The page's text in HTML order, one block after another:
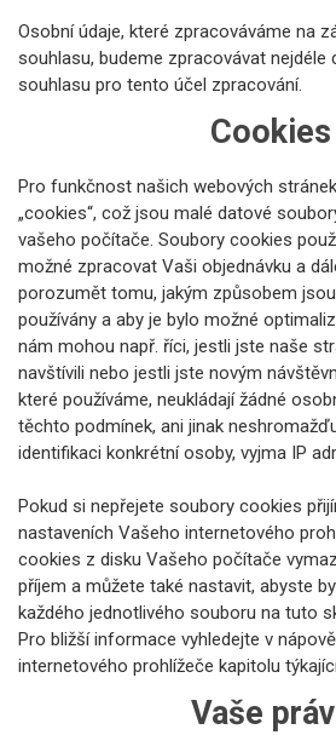
Osobní údaje, které zpracováváme na
souhlasu, budeme zpracovávat nejdéle
souhlasu pro tento účel zpracování.
Cookies
Pro funkčnost našich webových
„cookies“, což jsou malé datové
vašeho počítače. Soubory cookies
možné zpracovat Vaši objednávku a
porozumět tomu, jakým způsobem
používány a aby je bylo možné
nám mohou např. říci, jestli jste naše
navštívili nebo jestli jste novým
které používáme, neukládají žádné
těchto podmínek, ani jinak
identifikaci konkrétní osoby, vyjma IP
Pokud si nepřejete soubory cookies
nastaveních Vašeho internetového
cookies z disku Vašeho počítače
příjem a můžete také nastavit, abyste
každého jednotlivého souboru na tuto
Pro bližší informace vyhledejte v
internetového prohlížeče kapitolu
Vaše